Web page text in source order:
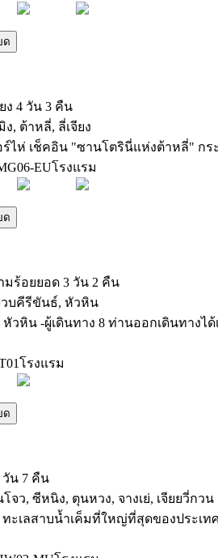
ด
ง 4 วัน 3 คืน
, ต้าหลี่, ลี่เจียง
ร์ไห่ เช็คอิน "ซานโตรินี่แห่งต้าหลี่" ก
EUโรงแรม
ด
ร้อยยอด 3 วัน 2 คืน
วบคีรีขันธ์, หัวหิน
หัวหิน -ผู้เดินทาง 8 ท่านออกเดินทาง
โรงแรม
ด
วัน 7 คืน
จว, ซีหนิง, ตุนหวง, จางเย่, เจียยวี่กวน
ทะเลสาบน้ำเค็มที่ใหญ่ที่สุดของประเ